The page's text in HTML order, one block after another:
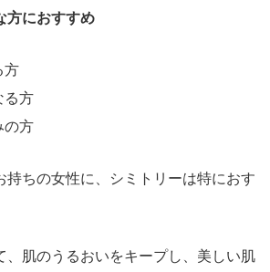
方におすすめ
方
る方
の方
持ちの女性に、シミトリーは特におす
、肌のうるおいをキープし、美しい肌